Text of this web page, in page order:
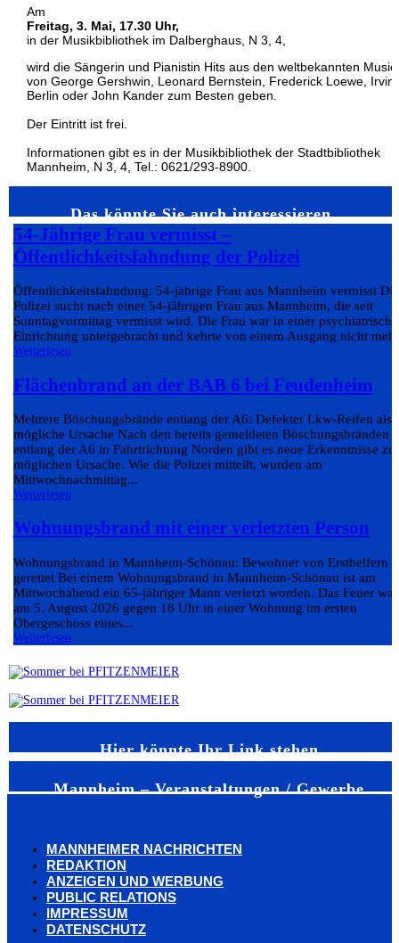
Am
Freitag, 3. Mai, 17.30 Uhr,
in der Musikbibliothek im Dalberghaus, N 3, 4,
wird die Sängerin und Pianistin Hits aus den weltbekannten
von George Gershwin, Leonard Bernstein, Frederick Loewe,
Berlin oder John Kander zum Besten geben.
Der Eintritt ist frei.
Informationen gibt es in der Musikbibliothek der Stadtbibliothek
Mannheim, N 3, 4, Tel.: 0621/293-8900.
Das könnte Sie auch interessieren…
54-Jährige Frau vermisst –
Öffentlichkeitsfahndung der Polizei
Öffentlichkeitsfahndung: 54-jährige Frau aus Mannheim vermisst Die
Polizei sucht nach einer 54-jährigen Frau aus Mannheim, die seit
Sonntagvormittag vermisst wird. Die Frau war in einer
Einrichtung untergebracht und kehrte von einem Ausgang nicht
Weiterlesen
Flächenbrand an der BAB 6 bei Feudenheim
Mehrere Böschungsbrände entlang der A6: Defekter Lkw-Reifen als
mögliche Ursache Nach den bereits gemeldeten Böschungsbränden
entlang der A6 in Fahrtrichtung Norden gibt es neue Erkenntnisse zur
möglichen Ursache. Wie die Polizei mitteilt, wurden am
Mittwochnachmittag...
Weiterlesen
Wohnungsbrand mit einer verletzten Person
Wohnungsbrand in Mannheim-Schönau: Bewohner von Ersthelfern
gerettet Bei einem Wohnungsbrand in Mannheim-Schönau ist am
Mittwochabend ein 65-jähriger Mann verletzt worden. Das Feuer war
am 5. August 2026 gegen 18 Uhr in einer Wohnung im ersten
Obergeschoss eines...
Weiterlesen
Hier könnte Ihr Link stehen
Mannheim – Veranstaltungen / Gewerbe
MANNHEIMER NACHRICHTEN
REDAKTION
ANZEIGEN UND WERBUNG
PUBLIC RELATIONS
IMPRESSUM
DATENSCHUTZ